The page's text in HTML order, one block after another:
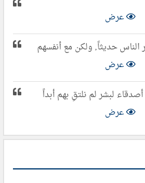
عرض
الناس حديثاً, ولكن مع أنفسهم
عرض
أصدقاء لبشر لم نلتقِ بهم أبداً
عرض